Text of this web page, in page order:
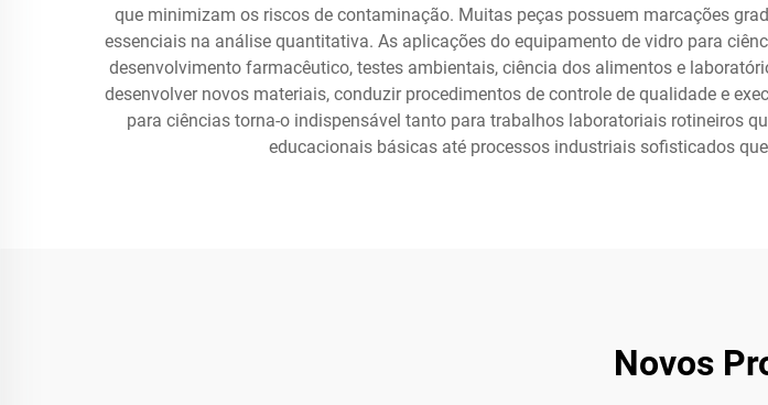
que minimizam os riscos de contaminação. Muitas peças possuem marcações
essenciais na análise quantitativa. As aplicações do equipamento de vidro para
desenvolvimento farmacêutico, testes ambientais, ciência dos alimentos e
desenvolver novos materiais, conduzir procedimentos de controle de qualidade e
para ciências torna-o indispensável tanto para trabalhos laboratoriais rotineiros
educacionais básicas até processos industriais sofisticados
Novos